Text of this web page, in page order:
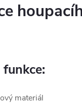
materiál